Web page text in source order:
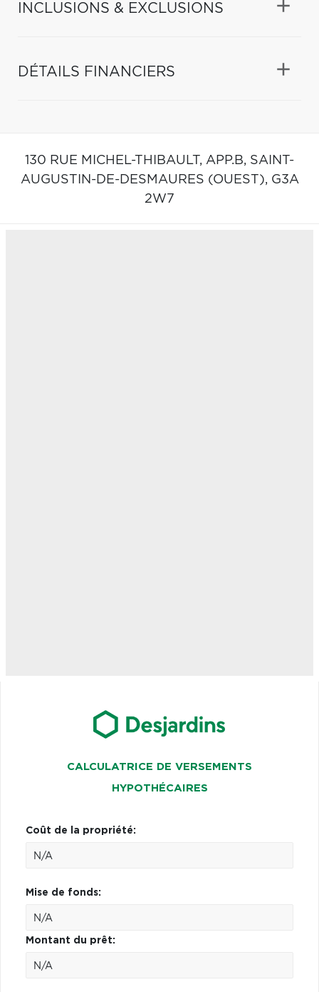
INCLUSIONS & EXCLUSIONS
DÉTAILS FINANCIERS
130 RUE MICHEL-THIBAULT, APP.B, SAINT-
AUGUSTIN-DE-DESMAURES (OUEST), G3A
2W7
CALCULATRICE DE VERSEMENTS
HYPOTHÉCAIRES
Coût de la propriété:
Mise de fonds:
Montant du prêt: